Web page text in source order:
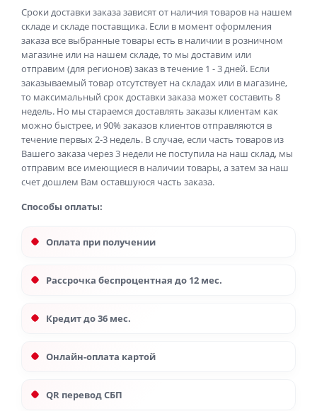
Сроки доставки заказа зависят от наличия товаров на нашем
складе и складе поставщика. Если в момент оформления
заказа все выбранные товары есть в наличии в розничном
магазине или на нашем складе, то мы доставим или
отправим (для регионов) заказ в течение 1 - 3 дней. Если
заказываемый товар отсутствует на складах или в магазине,
то максимальный срок доставки заказа может составить 8
недель. Но мы стараемся доставлять заказы клиентам как
можно быстрее, и 90% заказов клиентов отправляются в
течение первых 2-3 недель. В случае, если часть товаров из
Вашего заказа через 3 недели не поступила на наш склад, мы
отправим все имеющиеся в наличии товары, а затем за наш
счет дошлем Вам оставшуюся часть заказа.
Способы оплаты:
Оплата при получении
Рассрочка беспроцентная до 12 мес.
Кредит до 36 мес.
Онлайн-оплата картой
QR перевод СБП